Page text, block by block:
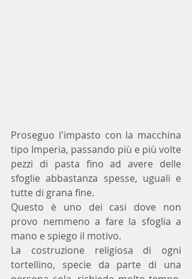
Proseguo l'impasto con la macchina
tipo Imperia, passando più e più volte
pezzi di pasta fino ad avere delle
sfoglie abbastanza spesse, uguali e
tutte di grana fine.
Questo è uno dei casi dove non
provo nemmeno a fare la sfoglia a
mano e spiego il motivo.
La costruzione religiosa di ogni
tortellino, specie da parte di una